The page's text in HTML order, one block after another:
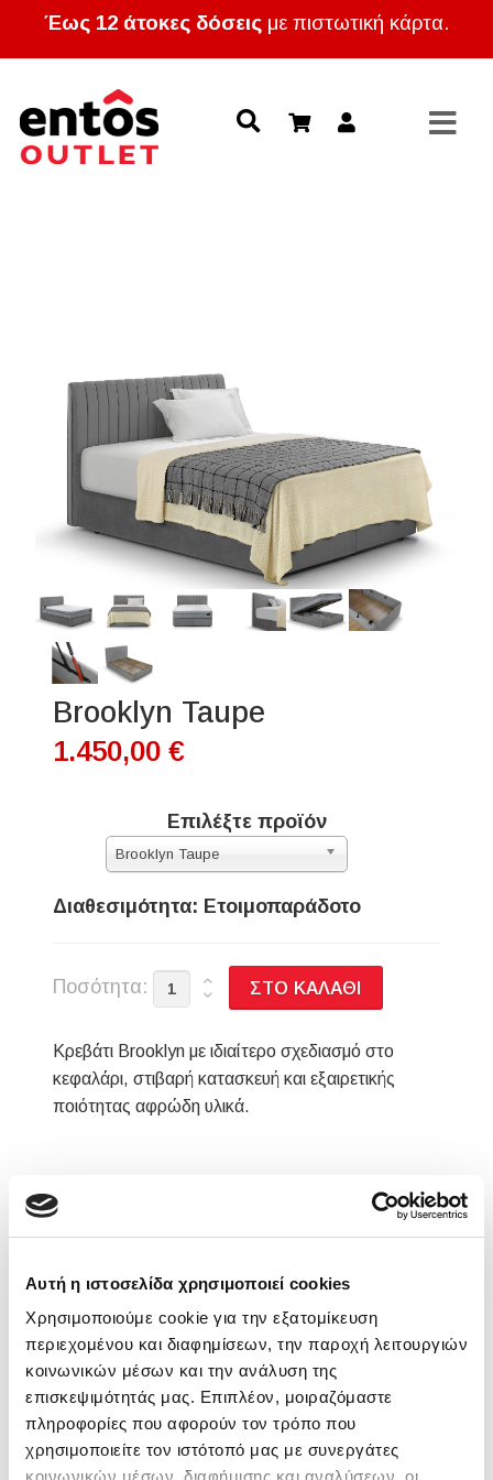
Αυτή η ιστοσελίδα χρησιμοποιεί cookies
Χρησιμοποιούμε cookie για την εξατομίκευση
περιεχομένου και διαφημίσεων, την παροχή λειτουργιών
κοινωνικών μέσων και την ανάλυση της
επισκεψιμότητάς μας. Επιπλέον, μοιραζόμαστε
πληροφορίες που αφορούν τον τρόπο που
χρησιμοποιείτε τον ιστότοπό μας με συνεργάτες
κοινωνικών μέσων, διαφήμισης και αναλύσεων, οι
Έως 12 άτοκες δόσεις με πιστωτική κάρτα.
Brooklyn Taupe
1.450,00 €
Επιλέξτε προϊόν
Brooklyn Taupe
Διαθεσιμότητα: Ετοιμοπαράδοτο
Ποσότητα:
Κρεβάτι Brooklyn με ιδιαίτερο σχεδιασμό στο
κεφαλάρι, στιβαρή κατασκευή και εξαιρετικής
ποιότητας αφρώδη υλικά.
χώρο
Διατίθεται σε πολλές διαστάσεις, υφάσματα
5 Χρόνια Εγγύηση σκελετού
Απαιτείται Συναρμολόγηση
Μήκος: 213cm
Πλάτος: 160cm